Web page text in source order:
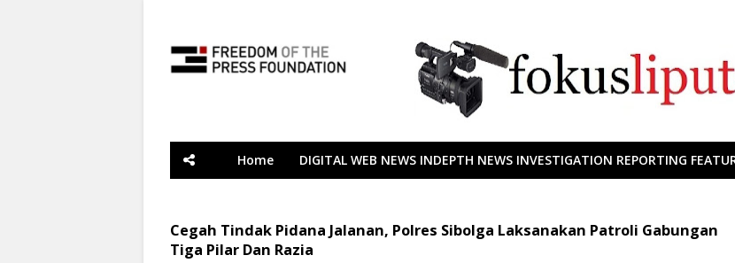
Home DIGITAL WEB NEWS INDEPTH NEWS INVESTIGATION REPORTING
Cegah Tindak Pidana Jalanan, Polres Sibolga Laksanakan Patroli Gabungan
Tiga Pilar Dan Razia